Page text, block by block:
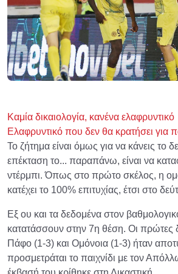
Καμία δικαιολογία, κανένα ελαφρυντικό
Ελαφρυντικό που δεν θα κρατήσει για
Το ζήτημα είναι όμως για να κάνεις το
επέκταση το... παραπάνω, είναι να
ντέρμπι. Όπως στο πρώτο σκέλος, η
κατέχει το 100% επιτυχίας, έτσι στο
Εξ ου και τα δεδομένα στον
κατατάσσουν στην 7η θέση. Οι πρώτες
Πάφο (1-3) και Ομόνοια (1-3) ήταν
προσμετράται το παιχνίδι με τον